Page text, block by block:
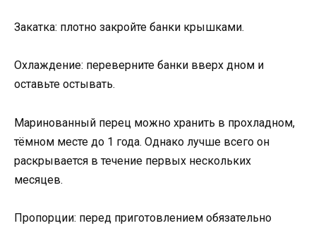
Закатка: плотно закройте банки крышками.
Охлаждение: переверните банки вверх дном и
оставьте остывать.
Маринованный перец можно хранить в прохладном,
тёмном месте до 1 года. Однако лучше всего он
раскрывается в течение первых нескольких
месяцев.
Пропорции: перед приготовлением обязательно